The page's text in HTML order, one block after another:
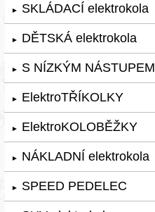
► SKLÁDACÍ elektrokola
► DĚTSKÁ elektrokola
► S NÍZKÝM NÁSTUPEM
► ElektroTŘÍKOLKY
► ElektroKOLOBĚŽKY
► NÁKLADNÍ elektrokola
► SPEED PEDELEC